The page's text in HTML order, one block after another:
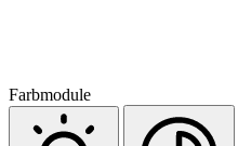
Farbmodule